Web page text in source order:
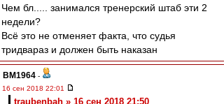
Чем бл..... занимался тренерский штаб эти 2
недели?
Всё это не отменяет факта, что судья
тридвараз и должен быть наказан
BM1964 -
16 сен 2018 22:01
traubenbah » 16 сен 2018 21:50